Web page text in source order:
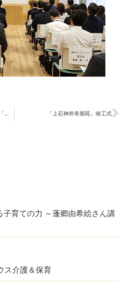
〈小さな出来事〉 ベトナムうどん「フォー」をふるまう 「上石神井幸朋苑」竣工式
子育ての力 ～蓬郷由希絵さん講
ス介護＆保育